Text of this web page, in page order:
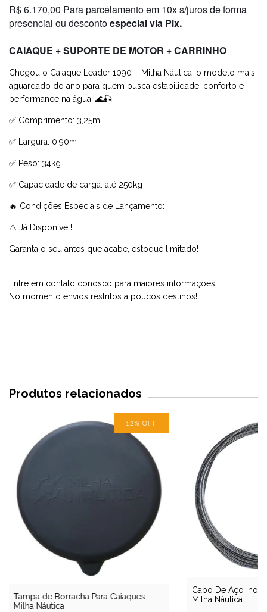
R$ 6.170,00 Para parcelamento em 10x s/juros de forma
presencial ou descontoespecial via Pix.
CAIAQUE + SUPORTE DE MOTOR + CARRINHO
Chegou o Caiaque Leader 1090 – Milha Náutica, o modelo mais
aguardado do ano para quem busca estabilidade, conforto e
performance na água! 🌊🎣
✅ Comprimento: 3,25m
✅ Largura: 0,90m
✅ Peso: 34kg
✅ Capacidade de carga: até 250kg
🔥 Condições Especiais de Lançamento:
⚠️ Já Disponível!
Garanta o seu antes que acabe, estoque limitado!
Entre em contato conosco para maiores informações.
No momento envios restritos a poucos destinos!
Produtos relacionados
12%OFF
Tampa de Borracha Para Caiaques
Milha Náutica
Cabo De Aço Inox
Milha Náutica